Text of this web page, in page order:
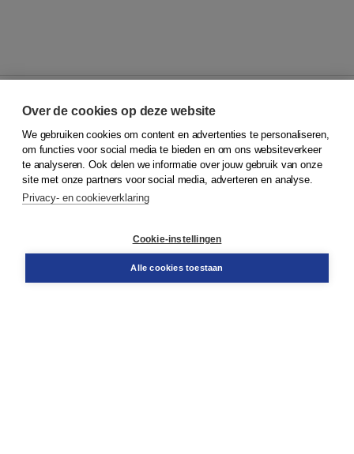
© 2026Koninklijke Boom uitgevers
Klantenservice
Service & informatie
Contact
Over de cookies op deze website
We gebruiken cookies om content en advertenties te personaliseren,
om functies voor social media te bieden en om ons websiteverkeer
te analyseren. Ook delen we informatie over jouw gebruik van onze
site met onze partners voor social media, adverteren en analyse.
Privacy- en cookieverklaring
Cookie-instellingen
Alle cookies toestaan